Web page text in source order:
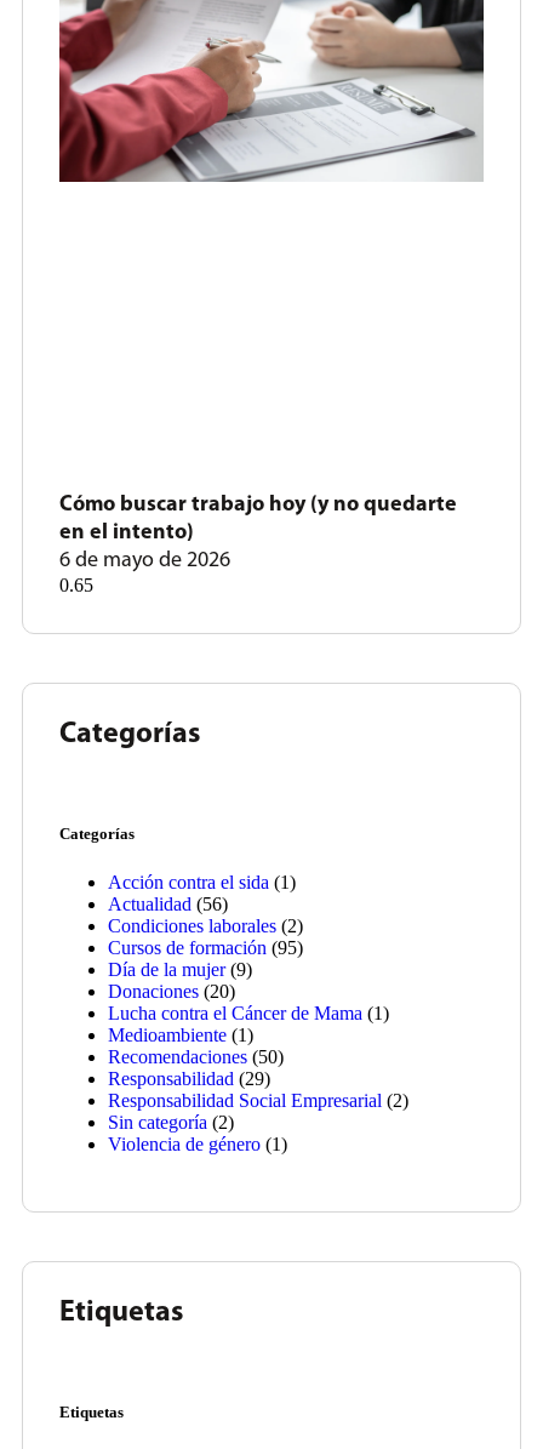
Cómo buscar trabajo hoy (y no quedarte
en el intento)
6 de mayo de 2026
Categorías
Categorías
Acción contra el sida (1)
Actualidad (56)
Condiciones laborales (2)
Cursos de formación (95)
Día de la mujer(9)
Donaciones (20)
Lucha contra el Cáncer de Mama (1)
Medioambiente (1)
Recomendaciones (50)
Responsabilidad (29)
Responsabilidad Social Empresarial (2)
Sin categoría (2)
Violencia de género (1)
Etiquetas
Etiquetas